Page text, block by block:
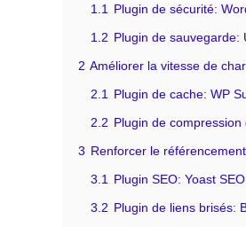
1.1
Plugin de sécurité:
1.2 Plugin de sauvegarde:
2 Améliorer la vitesse de
2.1
Plugin de cache: WP
2.2 Plugin de compression
3 Renforcer le
3.1
Plugin SEO: Yoast SEO
3.2 Plugin de liens brisés: